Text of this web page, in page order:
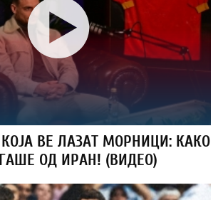
ВЕ ЛАЗАТ МОРНИЦИ: КАКО
ОД ИРАН! (ВИДЕО)